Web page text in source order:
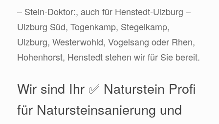
– Stein-Doktor:, auch für Henstedt-Ulzburg –
Ulzburg Süd, Togenkamp, Stegelkamp,
Ulzburg, Westerwohld, Vogelsang oder Rhen,
Hohenhorst, Henstedt stehen wir für Sie bereit.
Wir sind Ihr ✅ Naturstein Profi
für Natursteinsanierung und